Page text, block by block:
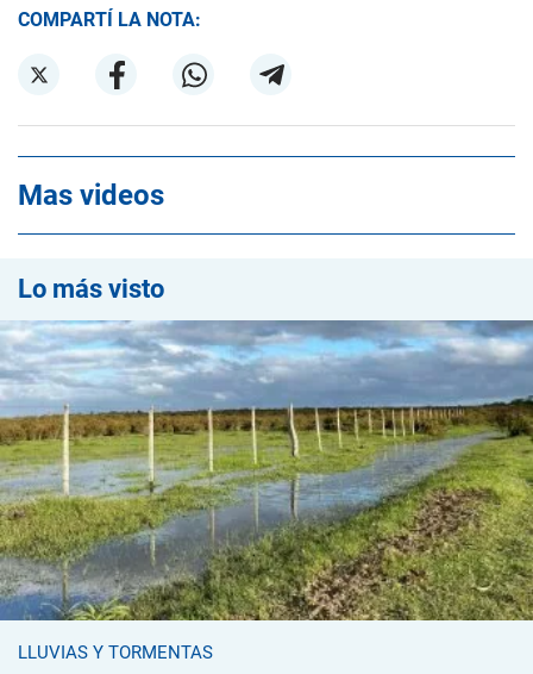
COMPARTÍ LA NOTA:
Mas videos
Lo más visto
LLUVIAS Y TORMENTAS